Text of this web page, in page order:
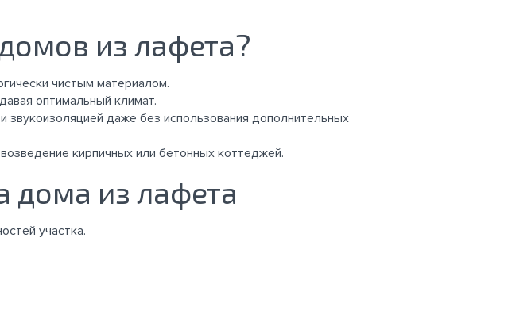
из лафета?
чистым материалом.
оптимальный климат.
даже без использования дополнительных
кирпичных или бетонных коттеджей.
дома из лафета
участка.